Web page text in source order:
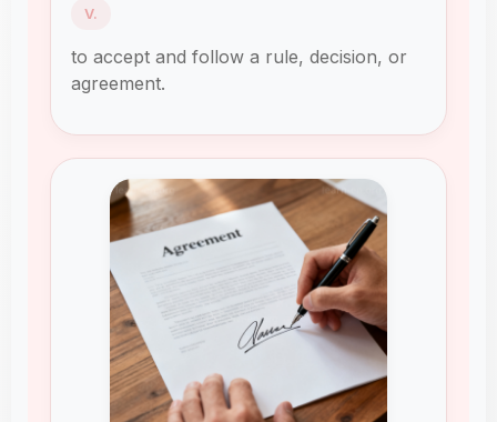
V.
to accept and follow a rule, decision, or
agreement.